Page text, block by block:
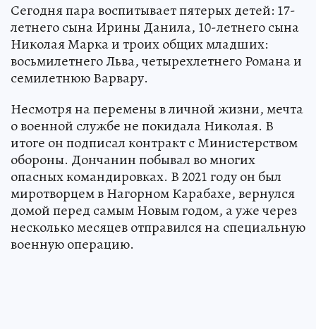
Сегодня пара воспитывает пятерых детей: 17-
летнего сына Ирины Данила, 10-летнего сына
Николая Марка и троих общих младших:
восьмилетнего Льва, четырехлетнего Романа и
семилетнюю Варвару.
Несмотря на перемены в личной жизни, мечта
о военной службе не покидала Николая. В
итоге он подписал контракт с Министерством
обороны. Дончанин побывал во многих
опасных командировках. В 2021 году он был
миротворцем в Нагорном Карабахе, вернулся
домой перед самым Новым годом, а уже через
несколько месяцев отправился на специальную
военную операцию.